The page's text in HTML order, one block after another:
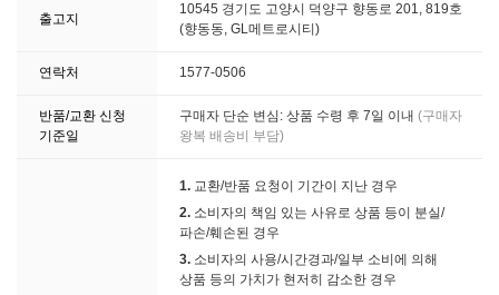
출고지
10545 경기도 고양시 덕양구 향동로 201, 819호
(향동동, GL메트로시티)
연락처 1577-0506
반품/교환 신청
기준일
구매자 단순 변심: 상품 수령 후 7일 이내 (구매자
왕복 배송비 부담)
1. 교환/반품 요청이 기간이 지난 경우
2. 소비자의 책임 있는 사유로 상품 등이 분실/
파손/훼손된 경우
3. 소비자의 사용/시간경과/일부 소비에 의해
상품 등의 가치가 현저히 감소한 경우